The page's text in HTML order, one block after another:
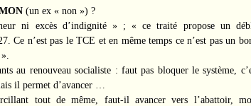
(un ex « non ») ?
ni excès d’indignité » ; « ce traité propose un
Ce n’est pas le TCE et en même temps ce n’est pas un
au renouveau socialiste : faut pas bloquer le système,
il permet d’avancer …
tout de même, faut-il avancer vers l’abattoir,